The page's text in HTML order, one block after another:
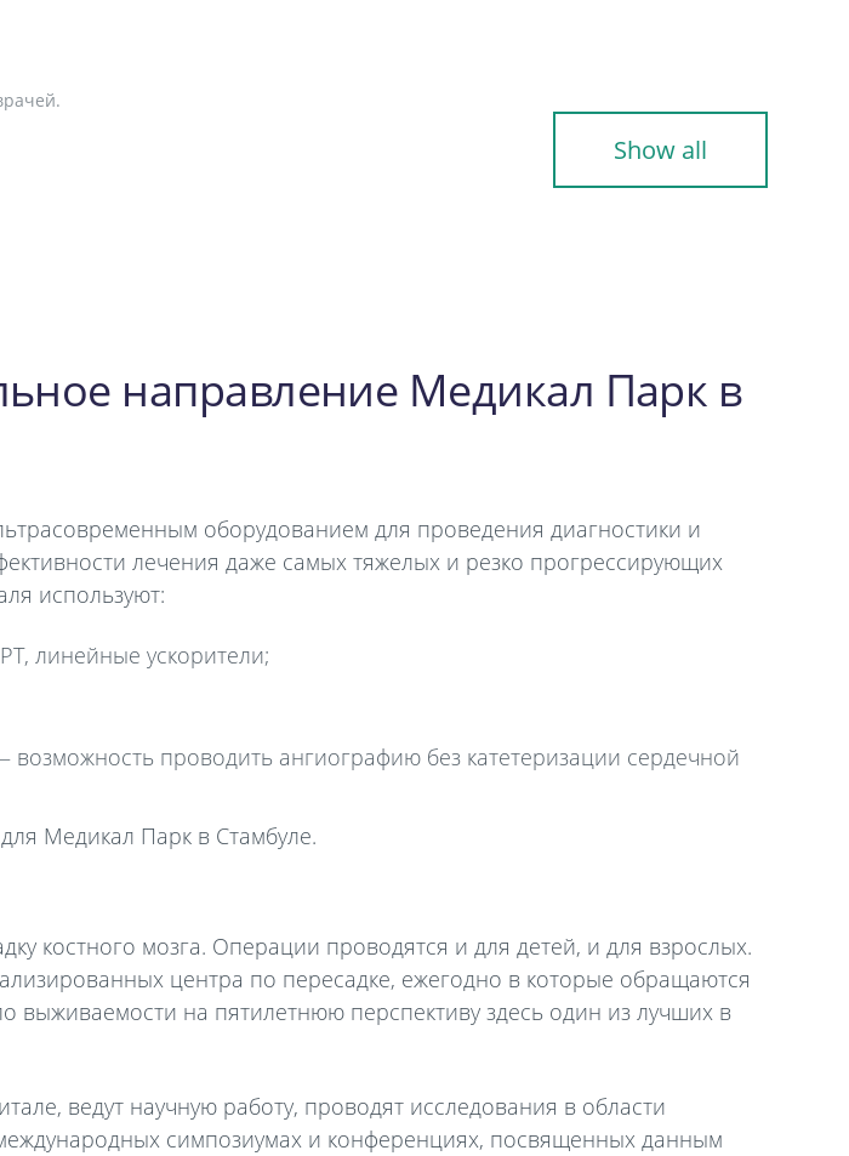
Show all
направление Медикал Парк в
оборудованием для проведения диагностики и
лечения даже самых тяжелых и резко прогрессирующих
используют:
линейные ускорители;
проводить ангиографию без катетеризации сердечной
Медикал Парк в Стамбуле.
костного мозга. Операции проводятся и для детей, и для взрослых.
центра по пересадке, ежегодно в которые обращаются
выживаемости на пятилетнюю перспективу здесь один из лучших в
ведут научную работу, проводят исследования в области
симпозиумах и конференциях, посвященных данным